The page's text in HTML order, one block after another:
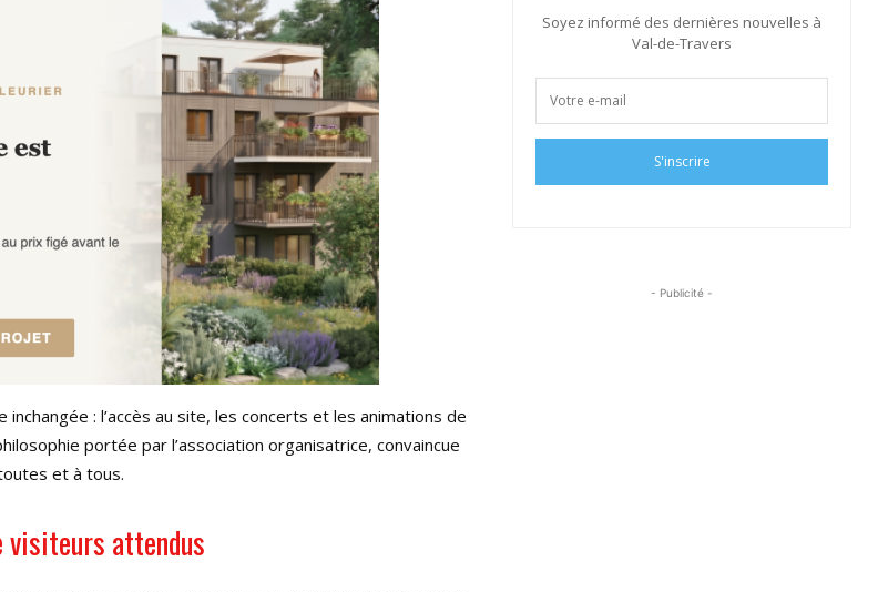
: l’accès au site, les concerts et les animations de
portée par l’association organisatrice, convaincue
et à tous.
visiteurs attendus
Soyez informé des dernières nouvelles à
Val-de-Travers
S'inscrire
- Publicité -